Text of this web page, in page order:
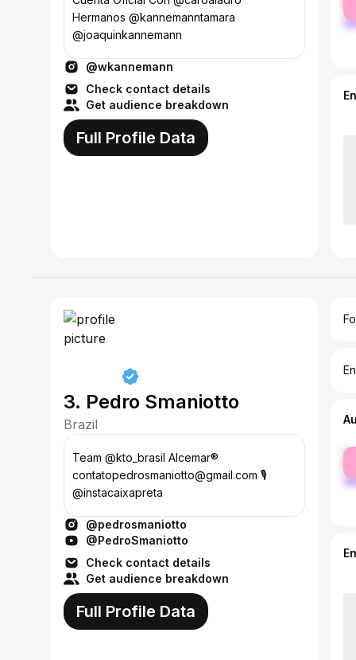
Hermanos @kannemanntamara
@joaquinkannemann
@wkannemann
Check contact details
Get audience breakdown
Full Profile Data
3. Pedro Smaniotto
Brazil
Team @kto_brasil Alcemar®
contatopedrosmaniotto@gmail.com 🎙️
@instacaixapreta
@pedrosmaniotto
@PedroSmaniotto
Check contact details
Get audience breakdown
Full Profile Data